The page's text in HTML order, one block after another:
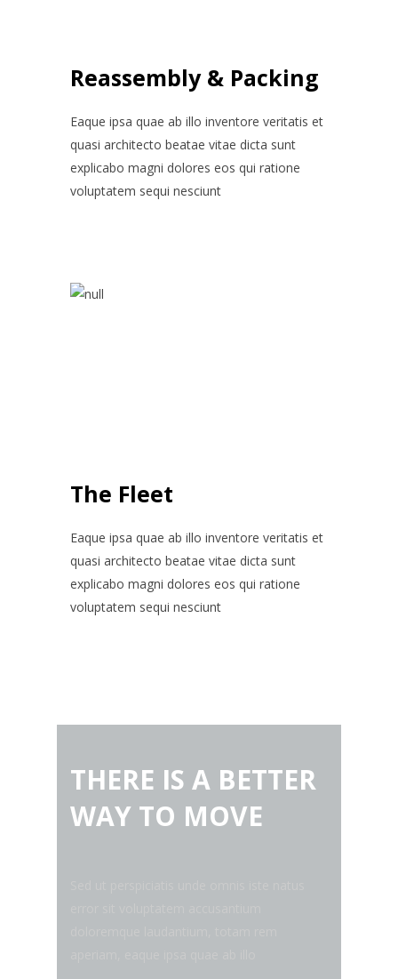
Reassembly & Packing
Eaque ipsa quae ab illo inventore veritatis et
quasi architecto beatae vitae dicta sunt
explicabo magni dolores eos qui ratione
voluptatem sequi nesciunt
The Fleet
Eaque ipsa quae ab illo inventore veritatis et
quasi architecto beatae vitae dicta sunt
explicabo magni dolores eos qui ratione
voluptatem sequi nesciunt
THERE IS A BETTER
WAY TO MOVE